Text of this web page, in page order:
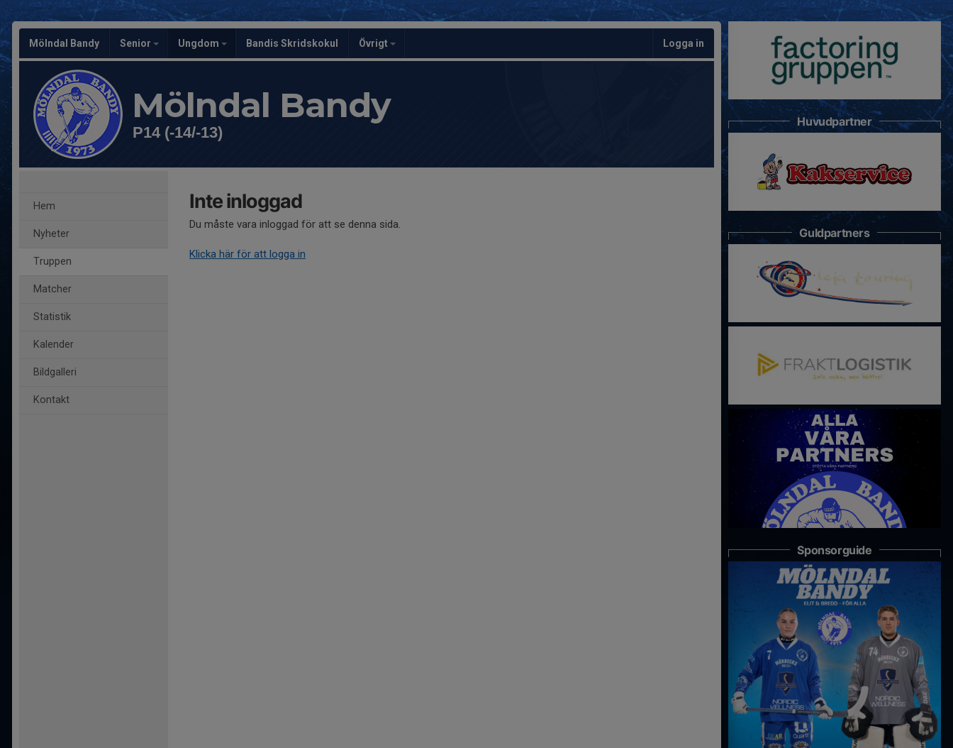
Mölndal Bandy Senior Ungdom Bandis Skridskokul Övrigt Logga in
Mölndal Bandy
P14 (-14/-13)
Hem
Nyheter
Truppen
Matcher
Statistik
Kalender
Bildgalleri
Kontakt
Inte inloggad
Du måste vara inloggad för att se denna sida.
Klicka här för att logga in
Huvudpartner
Guldpartners
Sponsorguide